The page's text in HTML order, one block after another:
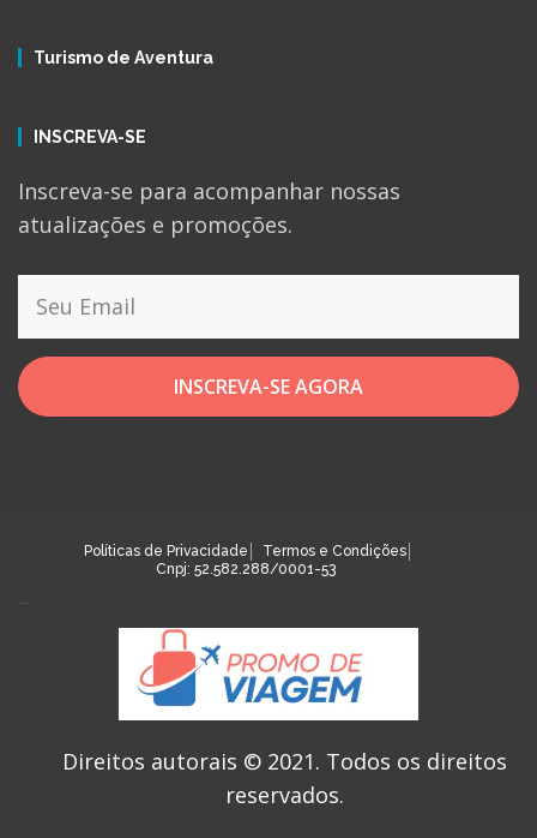
Turismo de Aventura
INSCREVA-SE
Inscreva-se para acompanhar nossas
atualizações e promoções.
INSCREVA-SE AGORA
Políticas de Privacidade
Termos e Condições
Cnpj: 52.582.288/0001-53
Direitos autorais © 2021. Todos os direitos
reservados.